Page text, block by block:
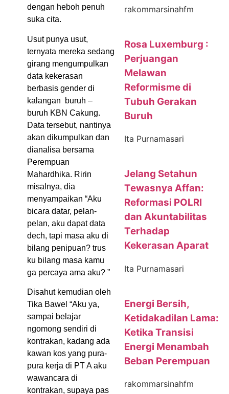
dengan heboh penuh
suka cita.
Usut punya usut,
ternyata mereka sedang
girang mengumpulkan
data kekerasan
berbasis gender di
kalangan buruh –
buruh KBN Cakung.
Data tersebut, nantinya
akan dikumpulkan dan
dianalisa bersama
Perempuan
Mahardhika. Ririn
misalnya, dia
menyampaikan “Aku
bicara datar, pelan-
pelan, aku dapat data
dech, tapi masa aku di
bilang penipuan? trus
ku bilang masa kamu
ga percaya ama aku? ”
Disahut kemudian oleh
Tika Bawel “Aku ya,
sampai belajar
ngomong sendiri di
kontrakan, kadang ada
kawan kos yang pura-
pura kerja di PT A aku
wawancara di
kontrakan, supaya pas
rakommarsinahfm
Rosa Luxemburg :
Perjuangan
Melawan
Reformisme di
Tubuh Gerakan
Buruh
Ita Purnamasari
Jelang Setahun
Tewasnya Affan:
Reformasi POLRI
dan Akuntabilitas
Terhadap
Kekerasan Aparat
Ita Purnamasari
Energi Bersih,
Ketidakadilan Lama:
Ketika Transisi
Energi Menambah
Beban Perempuan
rakommarsinahfm